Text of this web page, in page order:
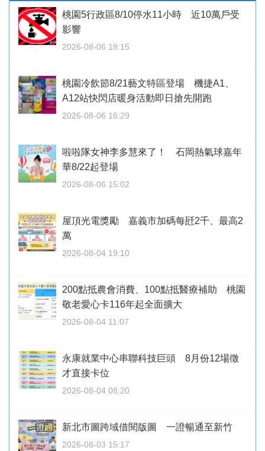
桃園5行政區8/10停水11小時 近10萬戶受
影響
2026-08-06 18:15
桃園冷飲節8/21藝文特區登場 機捷A1、
A12站快閃店暖身活動即日搶先開跑
2026-08-06 16:29
啦啦隊女神李多慧來了！ 石岡熱氣球嘉年
華8/22起登場
2026-08-06 15:02
屋頂光電獎勵 嘉義市加碼每瓩2千、最高2
萬
2026-08-04 19:10
200點抵農會消費、100點抵醫療補助 桃園
敬老愛心卡116年起全面擴大
2026-08-04 11:07
永康就業中心串聯科技巨頭 8月份12場徵
才直接卡位
2026-08-04 08:20
新北市圖跨域借閱版圖 一證暢通至新竹
2026-08-03 15:17